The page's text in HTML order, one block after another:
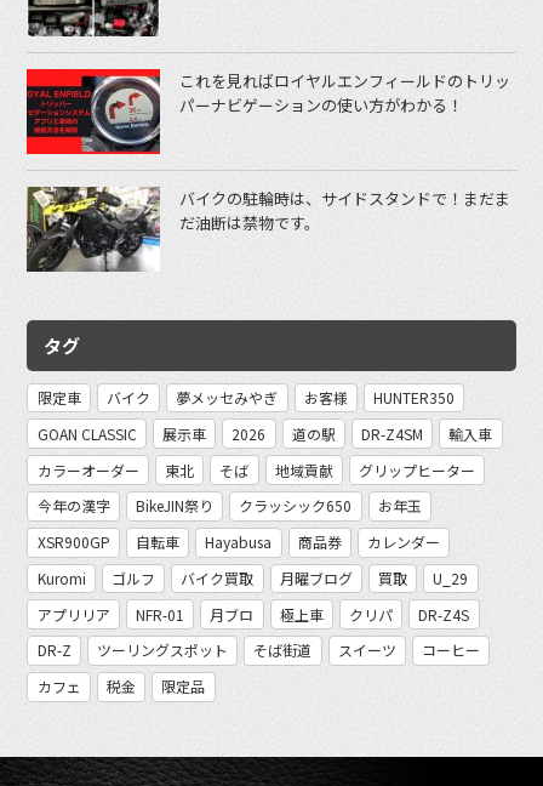
これを見ればロイヤルエンフィールドのトリッ
パーナビゲーションの使い方がわかる！
バイクの駐輪時は、サイドスタンドで！まだま
だ油断は禁物です。
タグ
限定車 バイク 夢メッセみやぎ お客様
HUNTER350
GOAN CLASSIC
展示車 2026 道の駅 DR-Z4SM
輸入車
カラーオーダー
東北 そば 地域貢献
グリップヒーター
今年の漢字
BikeJIN祭り クラッシック650
お年玉
XSR900GP
自転車 Hayabusa 商品券
カレンダー
Kuromi
ゴルフ バイク買取 月曜ブログ 買取
U_29
アプリリア
NFR-01 月ブロ 極上車 クリパ
DR-Z4S
DR-Z
ツーリングスポット そば街道 スイーツ
コーヒー
カフェ
税金 限定品